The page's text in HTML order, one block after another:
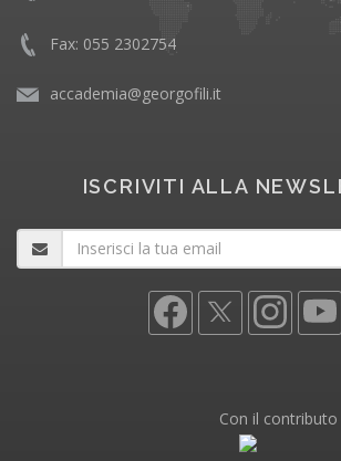
Fax: 055 2302754
accademia@georgofili.it
ISCRIVITI ALLA
Con il contributo